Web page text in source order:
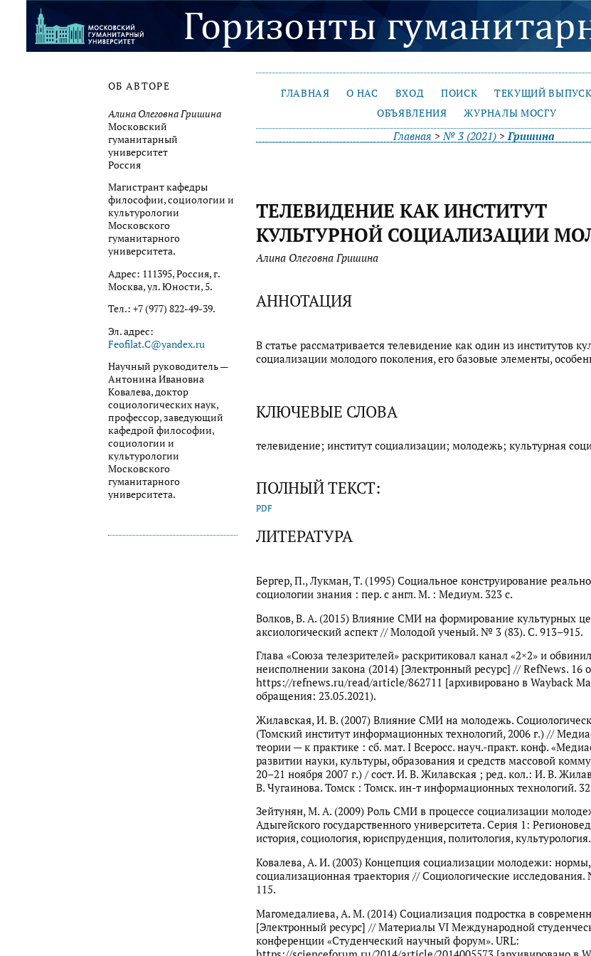
ОБ АВТОРЕ
Алина Олеговна Гришина
Московский
гуманитарный
университет
Россия
Магистрант кафедры
философии, социологии и
культурологии
Московского
гуманитарного
университета.
Адрес: 111395, Россия, г.
Москва, ул. Юности, 5.
Тел.: +7 (977) 822-49-39.
Эл. адрес:
Feofilat.C@yandex.ru
Научный руководитель —
Антонина Ивановна
Ковалева, доктор
социологических наук,
профессор, заведующий
кафедрой философии,
социологии и
культурологии
Московского
гуманитарного
университета.
ГЛАВНАЯ О НАС ВХОД ПОИСК ТЕКУЩИЙ ВЫПУСК
ОБЪЯВЛЕНИЯ
ЖУРНАЛЫ МОСГУ
Главная >№ 3 (2021)>Гришина
ТЕЛЕВИДЕНИЕ КАК ИНСТИТУТ
КУЛЬТУРНОЙ СОЦИАЛИЗАЦИИ
Алина Олеговна Гришина
АННОТАЦИЯ
В статье рассматривается телевидение как один из институтов
социализации молодого поколения, его базовые элементы,
КЛЮЧЕВЫЕ СЛОВА
телевидение; институт социализации; молодежь; культурная
ПОЛНЫЙ ТЕКСТ:
PDF
ЛИТЕРАТУРА
Бергер, П., Лукман, Т. (1995) Социальное конструирование
социологии знания : пер. с англ. М. : Медиум. 323 с.
Волков, В. А. (2015) Влияние СМИ на формирование культурных
аксиологический аспект // Молодой ученый. № 3 (83). С. 913–915.
Глава «Союза телезрителей» раскритиковал канал «2×2» и
неисполнении закона (2014) [Электронный ресурс] // RefNews. 16
https://refnews.ru/read/article/862711 [архивировано в Wayback
обращения: 23.05.2021).
Жилавская, И. В. (2007) Влияние СМИ на молодежь.
(Томский институт информационных технологий, 2006 г.) //
теории — к практике : сб. мат. I Всеросс. науч.-практ. конф.
развитии науки, культуры, образования и средств массовой
20–21 ноября 2007 г.) / сост. И. В. Жилавская ; ред. кол.: И. В.
В. Чугаинова. Томск : Томск. ин-т информационных технологий.
Зейтунян, М. А. (2009) Роль СМИ в процессе социализации
Адыгейского государственного университета. Серия 1:
история, социология, юриспруденция, политология,
Ковалева, А. И. (2003) Концепция социализации молодежи:
социализационная траектория // Социологические
115.
Магомедалиева, А. М. (2014) Социализация подростка в
[Электронный ресурс] // Материалы VI Международной
конференции «Студенческий научный форум». URL: